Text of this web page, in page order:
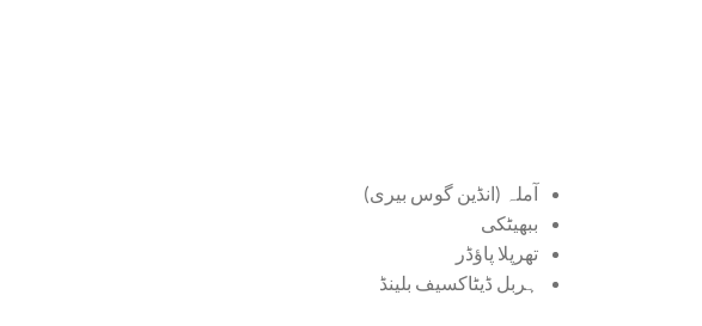
آملہ (انڈین گوس بیری)
ببھیٹکی
تھرپلا پاؤڈر
ہربل ڈیٹاکسیف بلینڈ